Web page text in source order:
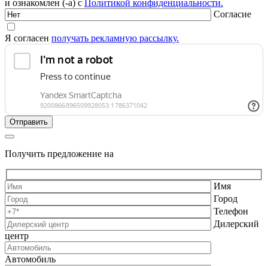
и ознакомлен (-а) с Политикой конфиденциальности.
Согласие
Я согласен получать рекламную рассылку.
Получить предложение на
Имя
Город
Телефон
Дилерский
центр
Автомобиль